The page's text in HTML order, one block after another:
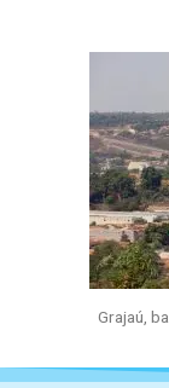
Grajaú,